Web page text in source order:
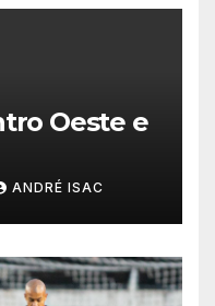
Oeste e
ANDRÉ ISAC